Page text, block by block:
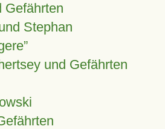
Gefährten
Stephan
und Gefährten